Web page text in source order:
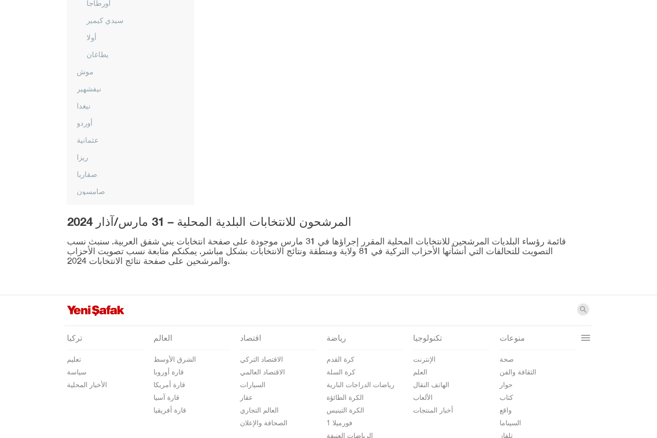
أورطاجا
سيدي كيمير
أولا
يطاغان
موش
نيفشهير
نيغدا
أوردو
عثمانية
ريزا
صقاريا
صامسون
سيرت
سينوب
شرناق
تكيرداغ
توكات
طرابزون
طونجالي
أوشاك
المرشحون للانتخابات البلدية المحلية – 31 مارس/آذار 2024
قائمة رؤساء البلديات المرشحين للانتخابات المحلية المقرر إجراؤها في 31 مارس موجودة على صفحة انتخابات يني شفق العربية. سنبث نسب
التصويت للتحالفات التي أنشأتها الأحزاب التركية في 81 ولاية ومنطقة ونتائج الانتخابات بشكل مباشر. يمكنكم متابعة نسب تصويت الأحزاب
والمرشحين على صفحة نتائج الانتخابات 2024.
تركيا
تعليم
سياسة
الأخبار المحلية
العالم
الشرق الأوسط
قارة أوروبا
قارة أمريكا
قارة آسيا
قارة أفريقيا
اقتصاد
الاقتصاد التركي
الاقتصاد العالمي
السيارات
عقار
العالم التجاري
الصحافة والإعلان
رياضة
كرة القدم
كرة السلة
رياضات الدراجات النارية
الكرة الطائؤة
الكرة التينيس
فورميلا 1
الرياضات العنيفة
تكنولوجيا
الإنترنت
العلم
الهاتف النقال
الألعاب
أخبار المنتجات
منوعات
صحة
الثقافة والفن
حوار
كتاب
واقع
السيناما
تلفاز